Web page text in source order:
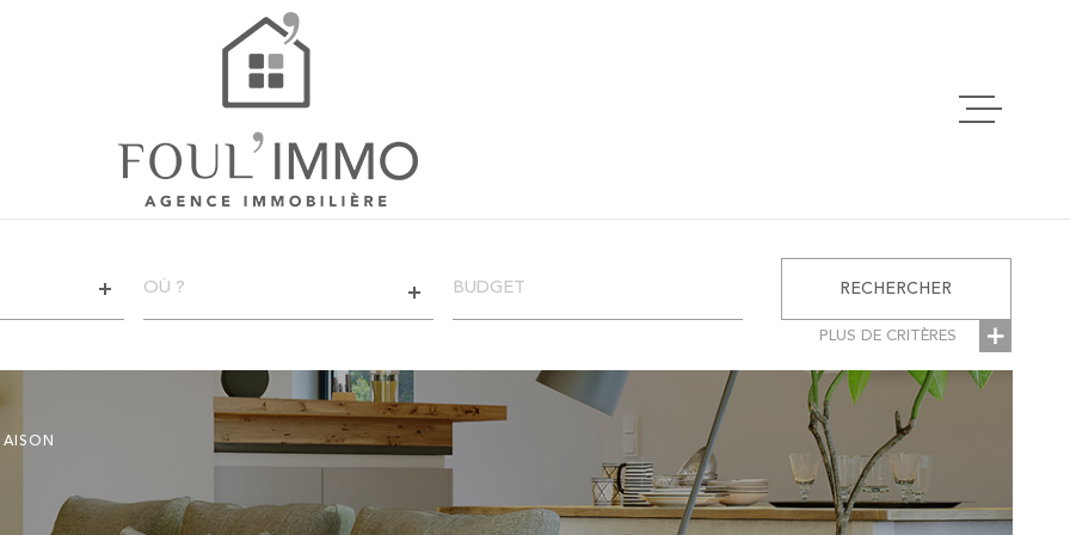
VENTES
ESTIMATION
ALERTE EMAIL
TEXTE
RÉFÉRENCE
CRITÈRES
SUPPLÉMENTAIRES
Parking
PLUS DE CRITÈRES
RECHERCHER